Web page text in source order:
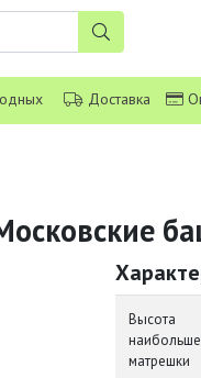
Доставка
Высота
матрешки